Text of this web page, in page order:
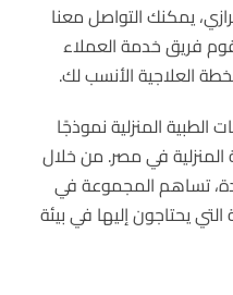
يمكنك التواصل معنا
فريق خدمة العملاء
العلاجية الأنسب لك.
الطبية المنزلية نموذجًا
المنزلية في مصر. من خلال
تساهم المجموعة في
يحتاجون إليها في بيئة